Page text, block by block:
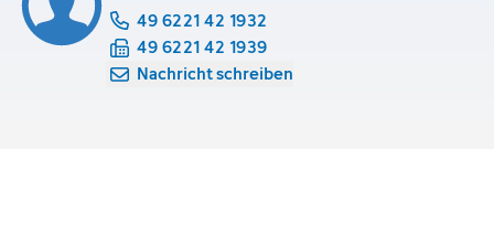
49 6221 42 1932
49 6221 42 1939
Nachricht schreiben